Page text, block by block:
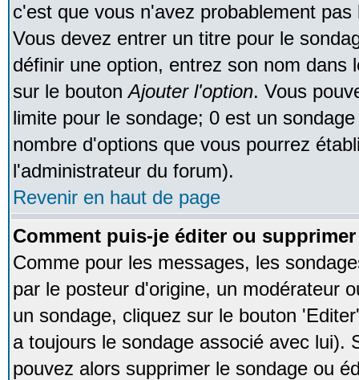
c'est que vous n'avez probablement
Vous devez entrer un titre pour le
définir une option, entrez son nom dans
sur le boutonAjouter l'option. Vous
limite pour le sondage; 0 est un
nombre d'options que vous pourrez
l'administrateur du forum).
Revenir en haut de page
Comment puis-je éditer ou
Comme pour les messages, les
par le posteur d'origine, un modérateur
un sondage, cliquez sur le bouton
a toujours le sondage associé avec lui).
pouvez alors supprimer le sondage ou